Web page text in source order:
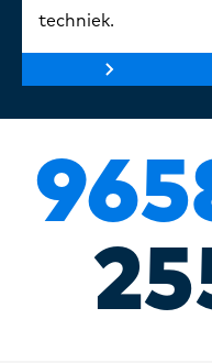
techniek.